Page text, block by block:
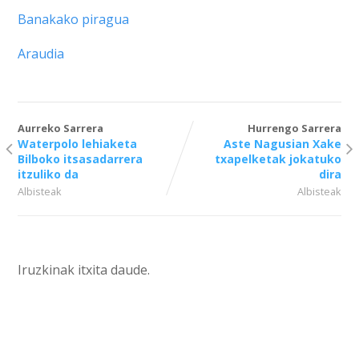
Banakako piragua
Araudia
Aurreko Sarrera
Waterpolo lehiaketa
Bilboko itsasadarrera
itzuliko da
Albisteak
Hurrengo Sarrera
Aste Nagusian Xake
txapelketak jokatuko
dira
Albisteak
Iruzkinak itxita daude.